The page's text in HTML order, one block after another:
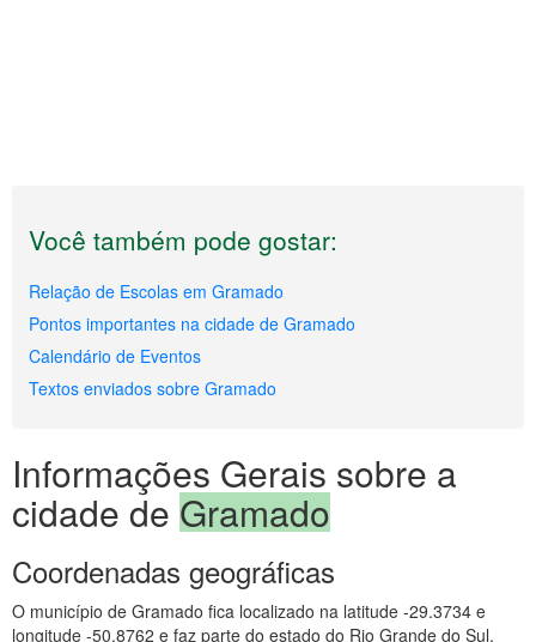
Você também pode gostar:
Relação de Escolas em Gramado
Pontos importantes na cidade de Gramado
Calendário de Eventos
Textos enviados sobre Gramado
Informações Gerais sobre a
cidade de Gramado
Coordenadas geográficas
O município de Gramado fica localizado na latitude -29.3734 e
longitude -50.8762 e faz parte do estado do Rio Grande do Sul.